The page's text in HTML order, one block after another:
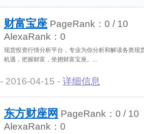
财富宝座 PageRank： 0 / 10
AlexaRank： 0
现货投资行情分析平台，专业为你分析和解读各类现
机遇，把握财富，坐拥财富宝座。
- 2016-04-15 - 详细信息
东方财座网 PageRank： 0 / 10
AlexaRank： 0